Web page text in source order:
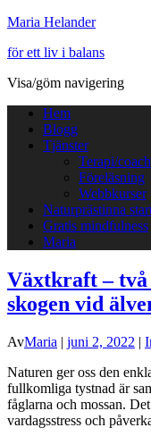
Maria Helander
för ett liv i balans
Visa/göm navigering
Hem
Blogg
Tjänster
Terapi/
Föreläsning
Webbkurser
Naturprästinna
Gratis mindfulness
Maria
Växtkraft – två
skogen vid
AvMaria | juni 2, 2022 |
Naturen ger oss den
fullkomliga tystnad är
fåglarna och mossan.
vardagsstress och